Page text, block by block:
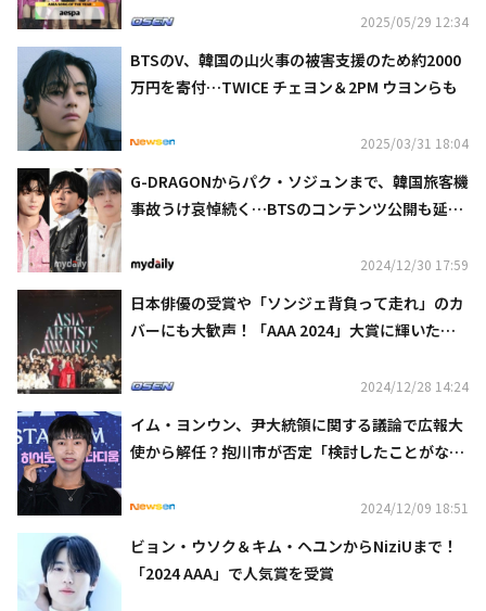
2025/05/29 12:34
BTSのV、韓国の山火事の被害支援のため約2000
万円を寄付…TWICE チェヨン＆2PM ウヨンらも
2025/03/31 18:04
G-DRAGONからパク・ソジュンまで、韓国旅客機
事故うけ哀悼続く…BTSのコンテンツ公開も延期
2024/12/30 17:59
日本俳優の受賞や「ソンジェ背負って走れ」のカ
バーにも大歓声！「AAA 2024」大賞に輝いたの
2024/12/28 14:24
イム・ヨンウン、尹大統領に関する議論で広報大
使から解任？抱川市が否定「検討したことがな
2024/12/09 18:51
ビョン・ウソク＆キム・ヘユンからNiziUまで！
「2024 AAA」で人気賞を受賞